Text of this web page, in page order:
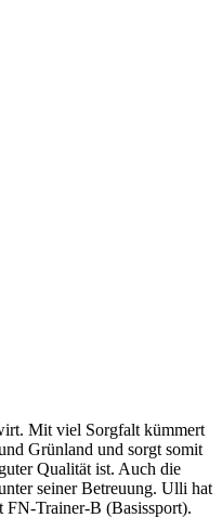
Mit viel Sorgfalt kümmert
Grünland und sorgt somit
Qualität ist. Auch die
seiner Betreuung. Ulli hat
FN-Trainer-B (Basissport).